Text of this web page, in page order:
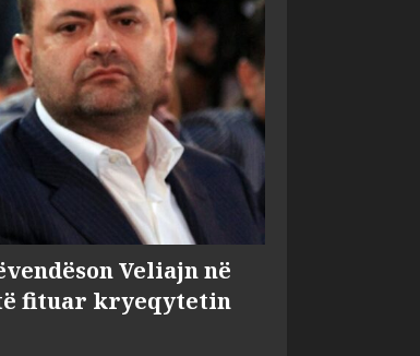
Veliajn në
fituar kryeqytetin